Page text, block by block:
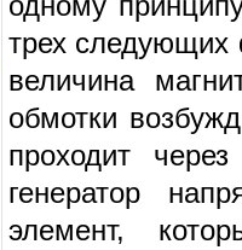
трех следующих
величина
обмотки
проходит
генератор
элемент,